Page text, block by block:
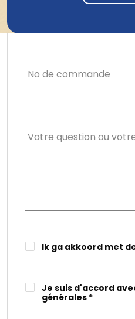
No de commande
Votre question ou
Ik ga akkoord met
Je suis d'accord
générales *